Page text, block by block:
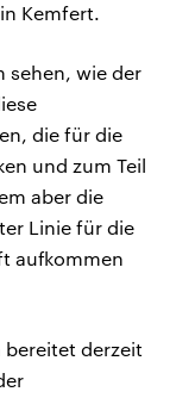
Kemfert.
sehen, wie der
die für die
und zum Teil
aber die
Linie für die
aufkommen
derzeit